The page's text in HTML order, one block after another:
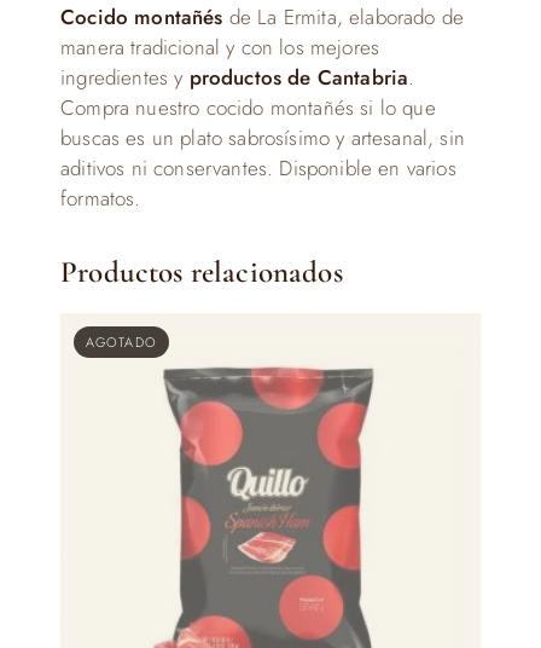
Cocido montañés de La Ermita, elaborado de
manera tradicional y con los mejores
ingredientes y productos de Cantabria.
Compra nuestro cocido montañés si lo que
buscas es un plato sabrosísimo y artesanal, sin
aditivos ni conservantes. Disponible en varios
formatos.
Productos relacionados
AGOTADO